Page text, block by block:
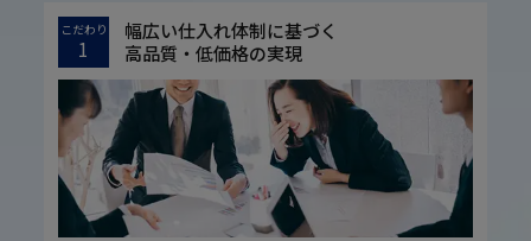
こだわり
1
幅広い仕入れ体制に基づく
高品質・低価格の実現